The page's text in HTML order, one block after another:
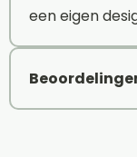
een eigen